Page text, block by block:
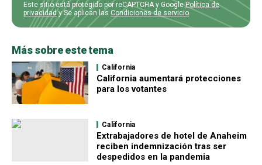
Este sitio está protegido por reCAPTCHA y GooglePolítica de
privacidady Se aplican las Condiciones de servicio.
Más sobre este tema
California
California aumentará protecciones
para los votantes
California
Extrabajadores de hotel de Anaheim
reciben indemnización tras ser
despedidos en la pandemia